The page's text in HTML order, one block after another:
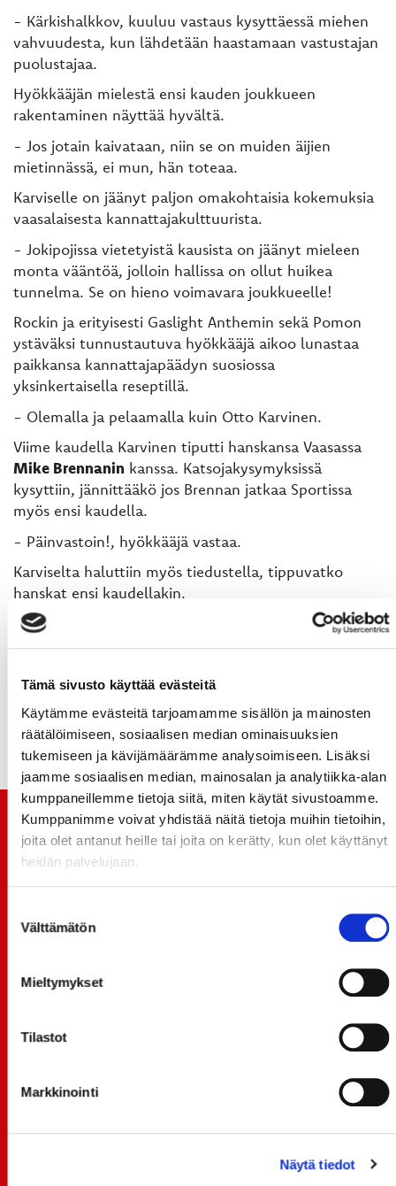
Tämä sivusto käyttää evästeitä
Käytämme evästeitä tarjoamamme sisällön ja mainosten
räätälöimiseen, sosiaalisen median ominaisuuksien
tukemiseen ja kävijämäärämme analysoimiseen. Lisäksi
jaamme sosiaalisen median, mainosalan ja analytiikka-alan
kumppaneillemme tietoja siitä, miten käytät sivustoamme.
Kumppanimme voivat yhdistää näitä tietoja muihin tietoihin,
joita olet antanut heille tai joita on kerätty, kun olet käyttänyt
heidän palvelujaan.
valinta
Välttämätön
Mieltymykset
Tilastot
Markkinointi
Näytä tiedot
- Kärkishalkkov, kuuluu vastaus kysyttäessä miehen
vahvuudesta, kun lähdetään haastamaan vastustajan
puolustajaa.
Hyökkääjän mielestä ensi kauden joukkueen
rakentaminen näyttää hyvältä.
- Jos jotain kaivataan, niin se on muiden äijien
mietinnässä, ei mun, hän toteaa.
Karviselle on jäänyt paljon omakohtaisia kokemuksia
vaasalaisesta kannattajakulttuurista.
- Jokipojissa vietetyistä kausista on jäänyt mieleen
monta vääntöä, jolloin hallissa on ollut huikea
tunnelma. Se on hieno voimavara joukkueelle!
Rockin ja erityisesti Gaslight Anthemin sekä Pomon
ystäväksi tunnustautuva hyökkääjä aikoo lunastaa
paikkansa kannattajapäädyn suosiossa
yksinkertaisella reseptillä.
- Olemalla ja pelaamalla kuin Otto Karvinen.
Viime kaudella Karvinen tiputti hanskansa Vaasassa
Mike Brennanin kanssa. Katsojakysymyksissä
kysyttiin, jännittääkö jos Brennan jatkaa Sportissa
myös ensi kaudella.
- Päinvastoin!, hyökkääjä vastaa.
Karviselta haluttiin myös tiedustella, tippuvatko
hanskat ensi kaudellakin.
- En ole vielä ehtinyt käydä sovittamassa ensi vuoden
kamoja, riippuu varmasti moni tuumaisilla hanskoilla
(TEKSTI: OLLI SEPPÄLÄ, KUVA: MARIA SUNDELIN)
TUOREIMMAT UUTISET
21.7. 12:00 - ENNAKKOKYSYNTÄ POIKKEUKSELLISTA
LIIKUNTALEIKKIKOULUUN KESÄ-HEINÄKUUSSA!
SPORT-ÄSSÄT JA KOKO JOUKKUEEN MEET&GREET
pääyhteistyökumppanina Superkaudella – jatkoa